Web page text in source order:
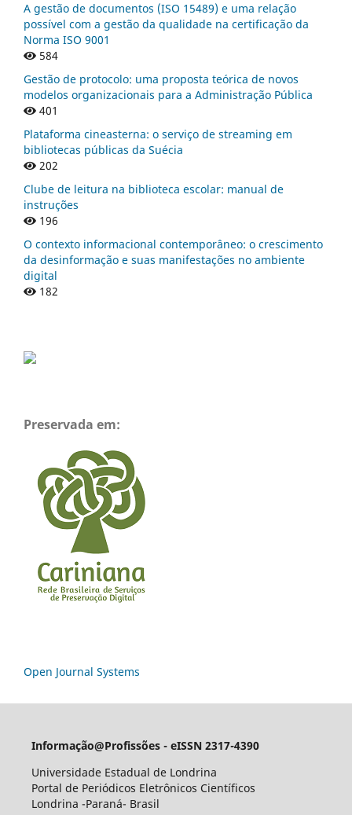
A gestão de documentos (ISO 15489) e uma relação
possível com a gestão da qualidade na certificação da
Norma ISO 9001
584
Gestão de protocolo: uma proposta teórica de novos
modelos organizacionais para a Administração Pública
401
Plataforma cineasterna: o serviço de streaming em
bibliotecas públicas da Suécia
202
Clube de leitura na biblioteca escolar: manual de
instruções
196
O contexto informacional contemporâneo: o crescimento
da desinformação e suas manifestações no ambiente
digital
182
Preservada em:
Open Journal Systems
Informação@Profissões - eISSN 2317-4390
Universidade Estadual de Londrina
Portal de Periódicos Eletrônicos Científicos
Londrina -Paraná- Brasil